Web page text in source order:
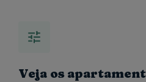
Veja os